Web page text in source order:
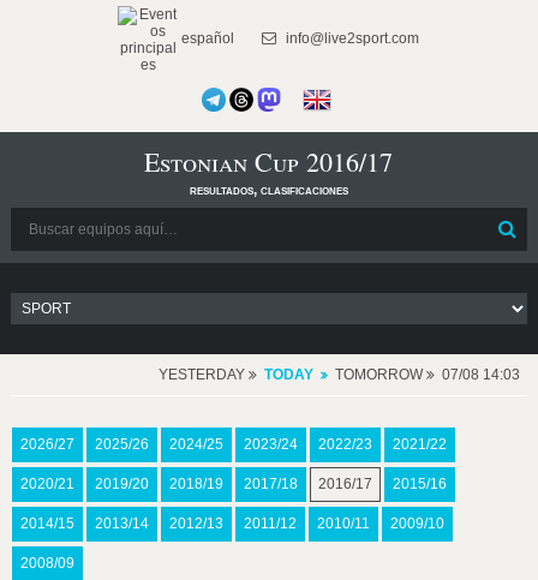
español info@live2sport.com
Estonian Cup 2016/17
resultados, clasificaciones
YESTERDAY TODAY TOMORROW 07/08 14:03
2026/27 2025/26 2024/25 2023/24 2022/23 2021/22
2020/21 2019/20 2018/19 2017/18 2016/17 2015/16
2014/15 2013/14 2012/13 2011/12 2010/11 2009/10
2008/09